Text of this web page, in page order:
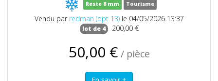
Reste 8 mm Tourisme
Vendu par redman (dpt 13)le 04/05/2026 13:37
lot de 4 200,00 €
50,00 € / pièce